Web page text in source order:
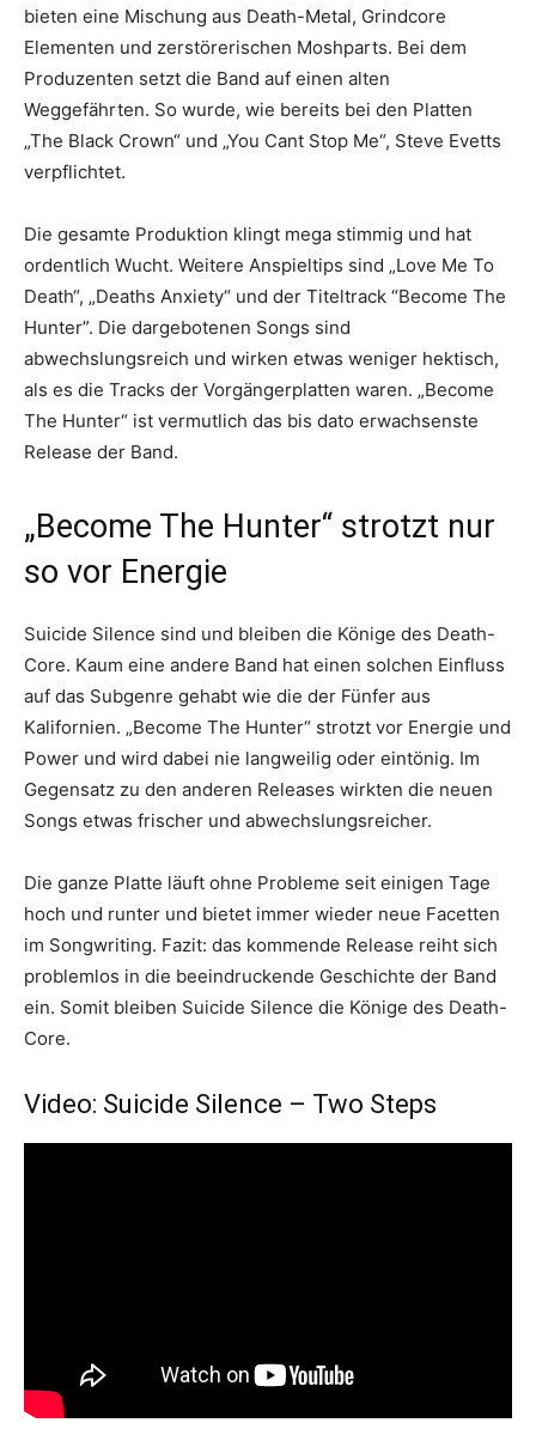
bieten eine Mischung aus Death-Metal, Grindcore
Elementen und zerstörerischen Moshparts. Bei dem
Produzenten setzt die Band auf einen alten
Weggefährten. So wurde, wie bereits bei den Platten
„The Black Crown“ und „You Cant Stop Me“, Steve Evetts
verpflichtet.
Die gesamte Produktion klingt mega stimmig und hat
ordentlich Wucht. Weitere Anspieltips sind „Love Me To
Death“, „Deaths Anxiety“ und der Titeltrack “Become The
Hunter”. Die dargebotenen Songs sind
abwechslungsreich und wirken etwas weniger hektisch,
als es die Tracks der Vorgängerplatten waren. „Become
The Hunter“ ist vermutlich das bis dato erwachsenste
Release der Band.
„Become The Hunter“ strotzt nur
so vor Energie
Suicide Silence sind und bleiben die Könige des Death-
Core. Kaum eine andere Band hat einen solchen Einfluss
auf das Subgenre gehabt wie die der Fünfer aus
Kalifornien. „Become The Hunter“ strotzt vor Energie und
Power und wird dabei nie langweilig oder eintönig. Im
Gegensatz zu den anderen Releases wirkten die neuen
Songs etwas frischer und abwechslungsreicher.
Die ganze Platte läuft ohne Probleme seit einigen Tage
hoch und runter und bietet immer wieder neue Facetten
im Songwriting. Fazit: das kommende Release reiht sich
problemlos in die beeindruckende Geschichte der Band
ein. Somit bleiben Suicide Silence die Könige des Death-
Core.
Video: Suicide Silence – Two Steps